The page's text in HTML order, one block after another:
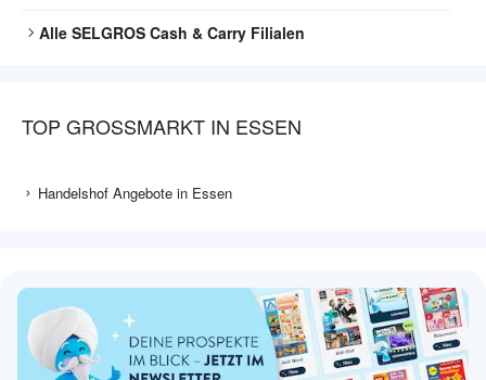
Alle SELGROS Cash & Carry Filialen
TOP GROSSMARKT IN ESSEN
Handelshof Angebote in Essen